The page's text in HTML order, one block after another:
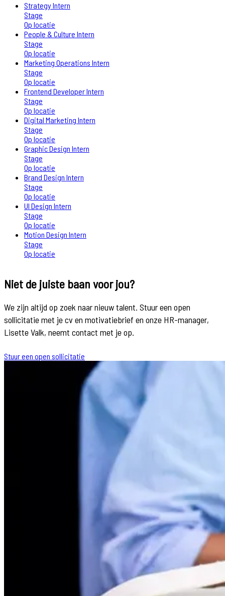
Strategy Intern
Stage
Op locatie
People & Culture Intern
Stage
Op locatie
Marketing Operations Intern
Stage
Op locatie
Frontend Developer Intern
Stage
Op locatie
Digital Marketing Intern
Stage
Op locatie
Graphic Design Intern
Stage
Op locatie
Brand Design Intern
Stage
Op locatie
UI Design Intern
Stage
Op locatie
Motion Design Intern
Stage
Op locatie
Niet de juiste baan voor jou?
We zijn altijd op zoek naar nieuw talent. Stuur een open
sollicitatie met je cv en motivatiebrief en onze HR-manager,
Lisette Valk, neemt contact met je op.
Stuur een open sollicitatie